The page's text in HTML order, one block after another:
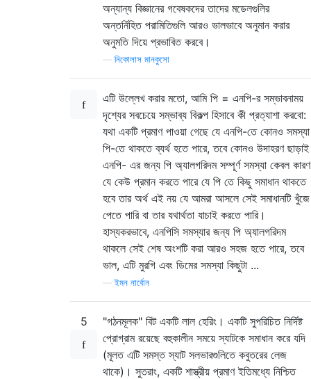
অন্যান্য বিজ্ঞানের গবেষকদের তাদের মডেলগুলির
অন্তর্নিহিত পরামিতিগুলি আরও ভালভাবে অনুমান করার
অনুমতি দিয়ে প্রভাবিত করবে।
নিকোলাস মানকুসো
এটি উল্লেখ করার মতো, আমি পি = এনপি-র সম্ভাবনাময়
দৃশ্যের সবচেয়ে সম্ভাব্য বিকল্প হিসাবে কী প্রত্যাশা করবো:
যথা একটি প্রমাণ পাওয়া গেছে যে এনপি-তে কোনও সমস্যা
পি-তে থাকতে ব্যর্থ হতে পারে, তবে কোনও উদাহরণ ছাড়াই
এনপি- এর জন্য পি অ্যালগরিদম সম্পূর্ণ সমস্যা কেবল কারণ
যে কেউ প্রমান করতে পারে যে পি তে কিছু সমাধান থাকতে
হবে তার অর্থ এই নয় যে আমরা আসলে সেই সমাধানটি খুঁজে
পেতে পারি বা তার যথার্থতা যাচাই করতে পারি।
হাস্যকরভাবে, এনপিসি সমস্যার জন্য পি অ্যালগরিদম
থাকলে সেই শেষ অংশটি করা আরও সহজ হতে পারে, তবে
ভাল, এটি মুরগি এবং ডিমের সমস্যা কিছুটা ...
—ইমন নার্বোন
5
"গঠনমূলক" বিট একটি লাল হেরিং। একটি সুপরিচিত নির্দিষ্ট
প্রোগ্রাম রয়েছে বহুকালীন সময়ে স্যাটকে সমাধান করে যদি
(মূলত এটি সমস্ত স্যাট সলভারগুলিতে কবুতরের লেজ
থাকে)। সুতরাং, একটি শাস্ত্রীয় প্রমাণ ইতিমধ্যে নিশ্চিত